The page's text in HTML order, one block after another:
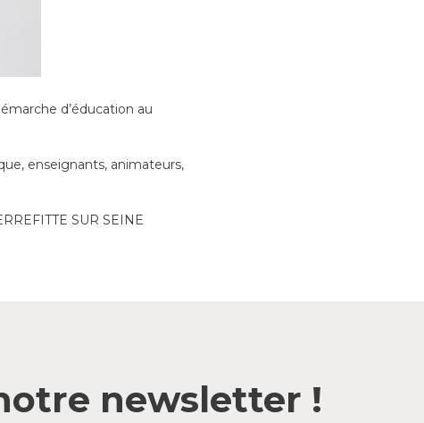
d’éducation au
enseignants, animateurs,
SUR SEINE
newsletter !